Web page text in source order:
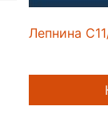
Лепнина